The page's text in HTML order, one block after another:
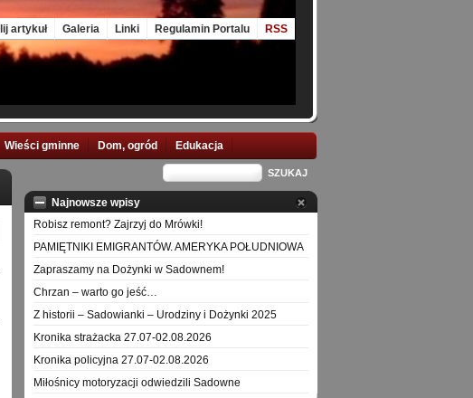
artykuł Galeria Linki Regulamin Portalu RSS
Wieści gminne Dom, ogród Edukacja
Najnowsze wpisy
Robisz remont? Zajrzyj do Mrówki!
PAMIĘTNIKI EMIGRANTÓW. AMERYKA POŁUDNIOWA
Zapraszamy na Dożynki w Sadownem!
Chrzan – warto go jeść…
Z historii – Sadowianki – Urodziny i Dożynki 2025
Kronika strażacka 27.07-02.08.2026
Kronika policyjna 27.07-02.08.2026
Miłośnicy motoryzacji odwiedzili Sadowne